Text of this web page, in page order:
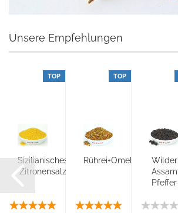
Unsere Empfehlungen
TOP
Sizilianisches
Zitronensalz
TOP
Rührei+Omelette
Wilder
Assam
Pfeffer